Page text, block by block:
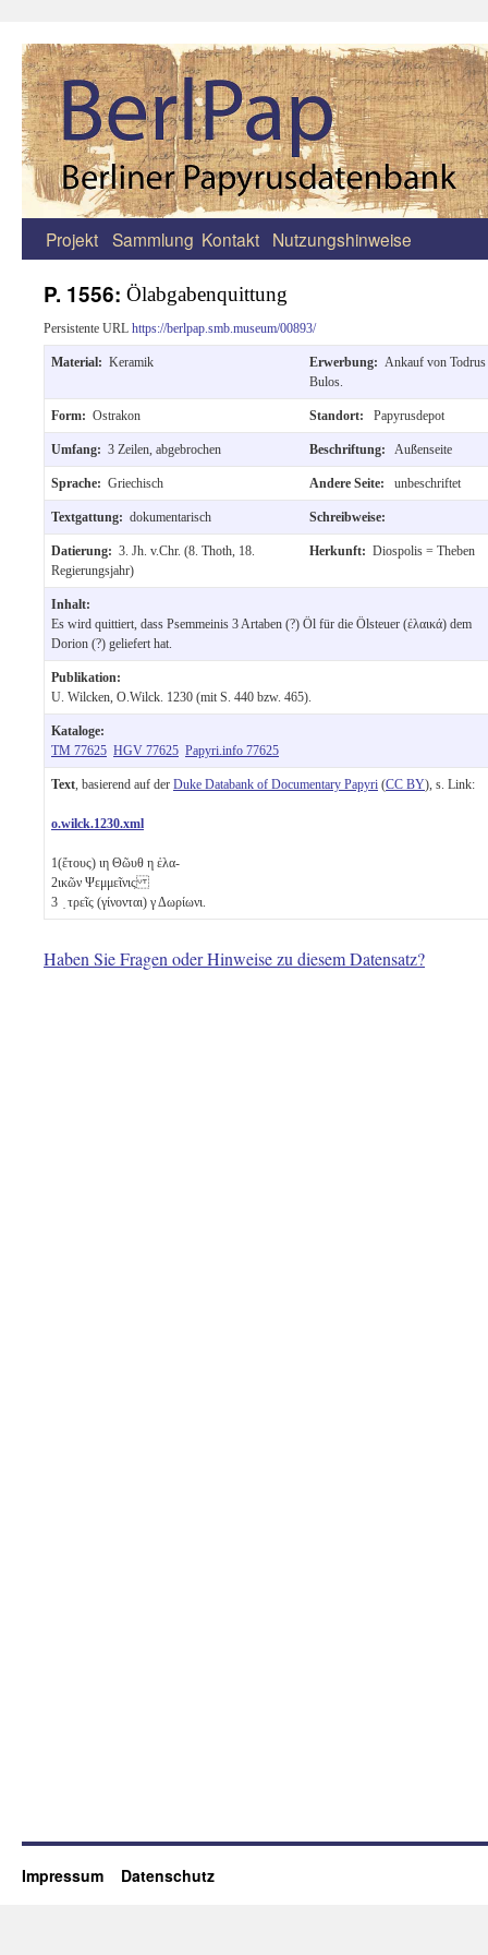
Zum
springen
Projekt Sammlung Kontakt Nutzungshinweise
P. 1556: Ölabgabenquittung
Persistente URL https://berlpap.smb.museum/00893/
Material: Keramik Erwerbung: Ankauf von Todrus
Bulos.
Form: Ostrakon Standort: Papyrusdepot
Umfang: 3 Zeilen, abgebrochen Beschriftung: Außenseite
Sprache: Griechisch Andere Seite: unbeschriftet
Textgattung: dokumentarisch Schreibweise:
Datierung: 3. Jh. v.Chr. (8. Thoth, 18.
Regierungsjahr)
Herkunft: Diospolis = Theben
Inhalt:
Es wird quittiert, dass Psemmeinis 3 Artaben (?) Öl für die Ölsteuer (ἐλαικά) dem
Dorion (?) geliefert hat.
Publikation:
U. Wilcken, O.Wilck. 1230 (mit S. 440 bzw. 465).
Kataloge:
TM 77625 HGV 77625 Papyri.info 77625
Text , basierend auf der Duke Databank of Documentary Papyri (CC BY), s. Link:
o.wilck.1230.xml
1(ἔτους) ιη Θῶυθ η ἐλα-
2ικῶν Ψεμμεῖνις
3 ̣ τρεῖς (γίνονται) γΔωρίωνι.
Haben Sie Fragen oder Hinweise zu diesem Datensatz?
Impressum Datenschutz